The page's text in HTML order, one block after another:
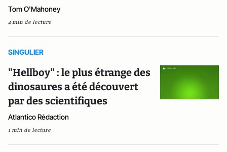
Tom O'Mahoney
4 min de lecture
SINGULIER
"Hellboy" : le plus étrange des
dinosaures a été découvert
par des scientifiques
Atlantico Rédaction
1 min de lecture